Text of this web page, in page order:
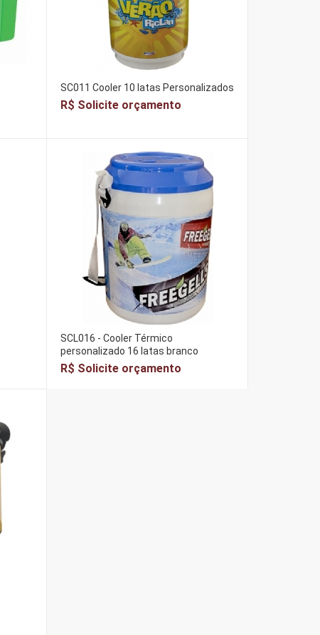
SC011 Cooler 10 latas Personalizados
R$ Solicite orçamento
SCL016 - Cooler Térmico
personalizado 16 latas branco
R$ Solicite orçamento